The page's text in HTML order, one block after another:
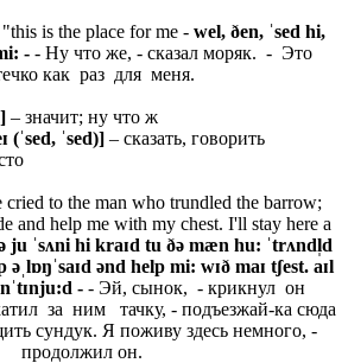
is the place for me - wel, ðen, ˈsed hi,
- - Ну что же, - сказал моряк. - Это
как раз для меня.
– значит; ну что ж
(ˈsed, ˈsed)] – сказать, говорить
to the man who trundled the barrow;
and help me with my chest. I'll stay here a
ju ˈsʌni hi kraɪd tu ðə mæn hu: ˈtrʌndl̩d
ənd help mi: wɪð maɪ tʃest. aɪl
- - Эй, сынок, - крикнул он
за ним тачку, - подъезжай-ка сюда
сундук. Я поживу здесь немного, -
продолжил он.